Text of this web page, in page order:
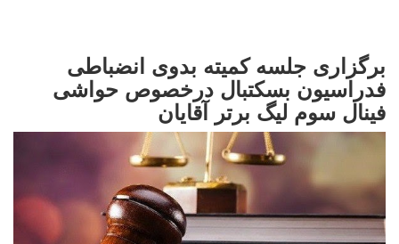
برگزاری جلسه کمیته بدوی انضباطی
فدراسیون بسکتبال درخصوص حواشی
فینال سوم لیگ برتر آقایان